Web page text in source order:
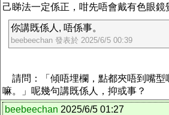
己睇法一定係正，咁先唔會戴有色眼鏡
你講既係人, 唔係事。
beebeechan 發表於 2025/6/5 00:39
請問：「傾唔埋欄，點都夾唔到嘴型
嘛。」呢幾句講既係人，抑或事？
beebeechan 2025/6/5 01:27